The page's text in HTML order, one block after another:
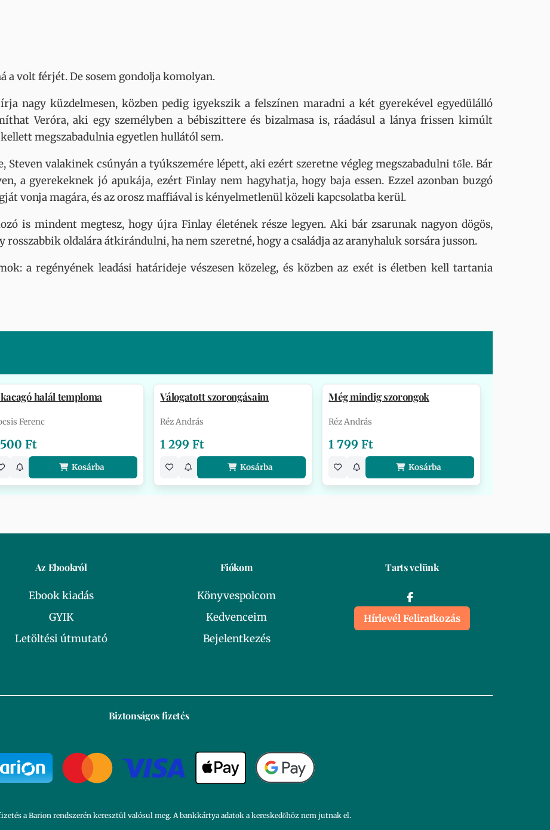
a volt férjét. De sosem gondolja komolyan.
nagy küzdelmesen, közben pedig igyekszik a felszínen maradni a két gyerekével egyedülálló
Veróra, aki egy személyben a bébiszittere és bizalmasa is, ráadásul a lánya frissen kimúlt
megszabadulnia egyetlen hullától sem.
valakinek csúnyán a tyúkszemére lépett, aki ezért szeretne végleg megszabadulni tőle. Bár
a gyerekeknek jó apukája, ezért Finlay nem hagyhatja, hogy baja essen. Ezzel azonban buzgó
vonja magára, és az orosz maffiával is kényelmetlenül közeli kapcsolatba kerül.
is mindent megtesz, hogy újra Finlay életének része legyen. Aki bár zsarunak nagyon dögös,
oldalára átkirándulni, ha nem szeretné, hogy a családja az aranyhaluk sorsára jusson.
a regényének leadási határideje vészesen közeleg, és közben az exét is életben kell tartania
halál temploma
Ferenc
Ft
Kosárba
Válogatott szorongásaim
Réz András
1 299 Ft
Kosárba
Még mindig szorongok
Réz András
1 799 Ft
Kosárba
Az Ebookról
Ebook kiadás
GYIK
Letöltési útmutató
Fiókom
Könyvespolcom
Kedvenceim
Bejelentkezés
Tarts velünk
Hírlevél Feliratkozás
Biztonságos fizetés
a Barion rendszerén keresztül valósul meg. A bankkártya adatok a kereskedőhöz nem jutnak el.